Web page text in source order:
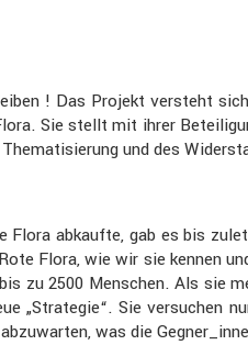
! Das Projekt versteht
Sie stellt mit ihrer
und des
abkaufte, gab es bis
Flora, wie wir sie kennen
zu 2500 Menschen. Als sie
„Strategie“. Sie
was die